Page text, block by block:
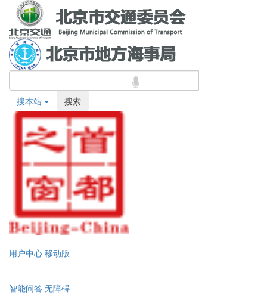
搜本站 搜索
用户中心 移动版
智能问答 无障碍